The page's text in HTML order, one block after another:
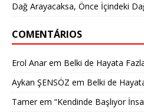
Dağ Arayacaksa, Önce İçindeki
COMENTÁRIOS
Erol Anarem Belki de Hayata
Aykan ŞENSÖZ em Belki de
Tamerem “Kendinde Başlıyor